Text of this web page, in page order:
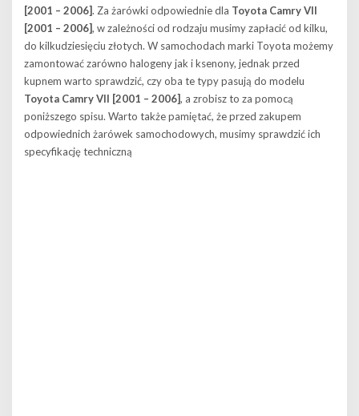
[2001 – 2006]. Za żarówki odpowiednie dla Toyota Camry VII
[2001 – 2006], w zależności od rodzaju musimy zapłacić od kilku,
do kilkudziesięciu złotych. W samochodach marki Toyota możemy
zamontować zarówno halogeny jak i ksenony, jednak przed
kupnem warto sprawdzić, czy oba te typy pasują do modelu
Toyota Camry VII [2001 – 2006], a zrobisz to za pomocą
poniższego spisu. Warto także pamiętać, że przed zakupem
odpowiednich żarówek samochodowych, musimy sprawdzić ich
specyfikację techniczną